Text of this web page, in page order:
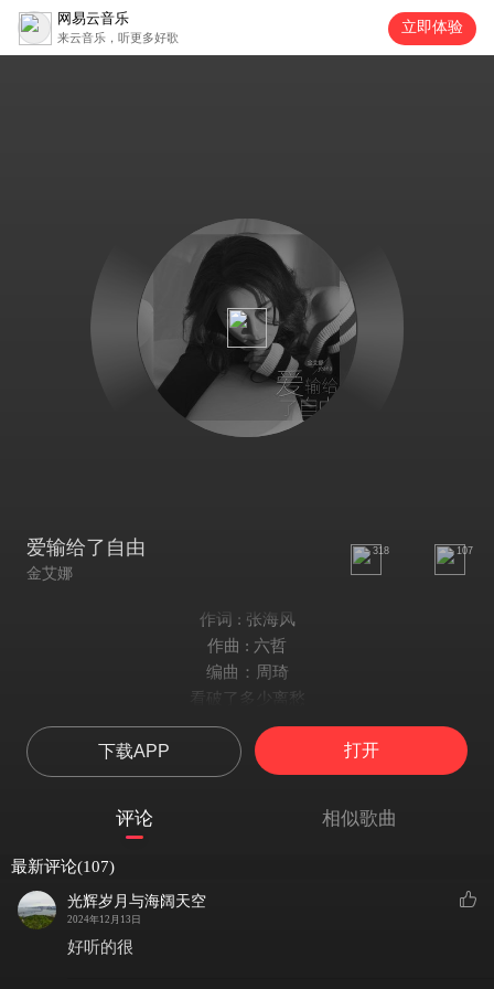
网易云音乐
来云音乐，听更多好歌
立即体验
爱输给了自由
金艾娜
318 107
作词 : 张海风
作曲 : 六哲
编曲：周琦
看破了多少离愁
纷纷扰扰没尽头
爱到最后却一无所有
从此天涯一个人走
熙攘的街口擦肩而过的脸孔
下载APP 打开
评论 相似歌曲
最新评论(107)
光辉岁月与海阔天空
2024年12月13日
好听的很